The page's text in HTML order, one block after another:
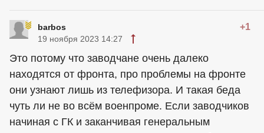
barbos +1
19 ноября 2023 14:27
Это потому что заводчане очень далеко
находятся от фронта, про проблемы на фронте
они узнают лишь из телефизора. И такая беда
чуть ли не во всём военпроме. Если заводчиков
начиная с ГК и заканчивая генеральным